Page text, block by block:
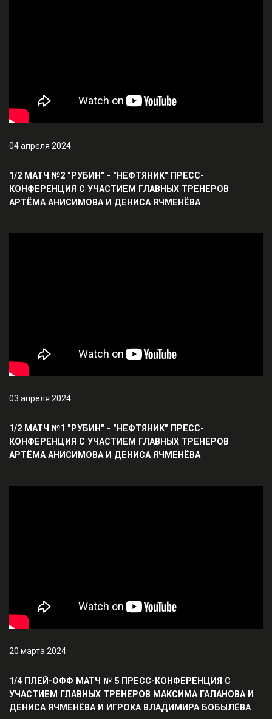
04 апреля 2024
1/2 МАТЧ №2 "РУБИН" - "НЕФТЯНИК" ПРЕСС-
КОНФЕРЕНЦИЯ С УЧАСТИЕМ ГЛАВНЫХ ТРЕНЕРОВ
АРТЁМА АНИСИМОВА И ДЕНИСА ЯЧМЕНЁВА
03 апреля 2024
1/2 МАТЧ №1 "РУБИН" - "НЕФТЯНИК" ПРЕСС-
КОНФЕРЕНЦИЯ С УЧАСТИЕМ ГЛАВНЫХ ТРЕНЕРОВ
АРТЁМА АНИСИМОВА И ДЕНИСА ЯЧМЕНЁВА
20 марта 2024
1/4 ПЛЕЙ-ОФФ МАТЧ № 5 ПРЕСС-КОНФЕРЕНЦИЯ С
УЧАСТИЕМ ГЛАВНЫХ ТРЕНЕРОВ МАКСИМА ГАЛАНОВА И
ДЕНИСА ЯЧМЕНЁВА И ИГРОКА ВЛАДИМИРА БОБЫЛЁВА